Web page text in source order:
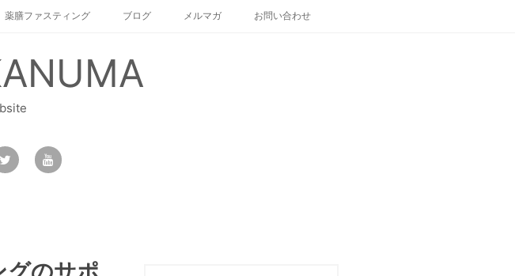
薬膳ファスティング ブログ メルマガ お問い合わせ